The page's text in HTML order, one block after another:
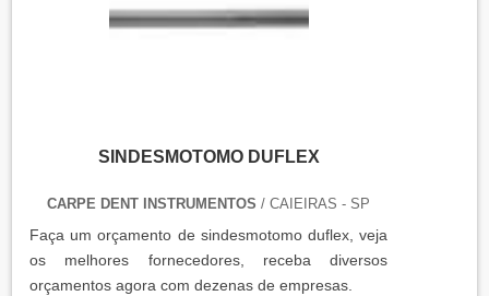
SINDESMOTOMO DUFLEX
CARPE DENT INSTRUMENTOS / CAIEIRAS - SP
Faça um orçamento de sindesmotomo duflex, veja
os melhores fornecedores, receba diversos
orçamentos agora com dezenas de empresas.